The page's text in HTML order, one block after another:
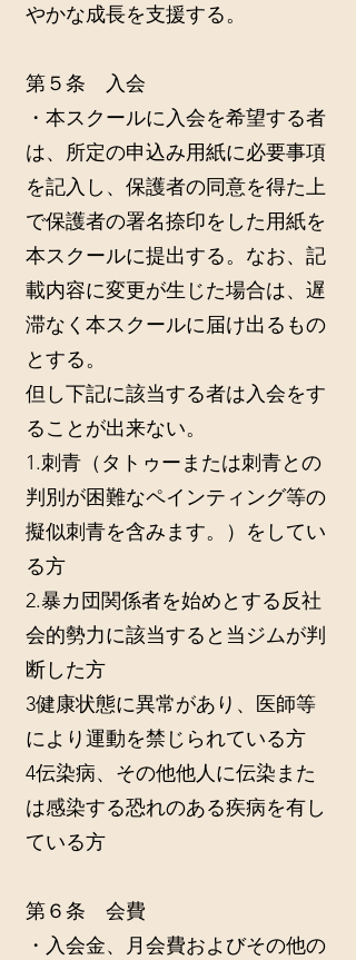
やかな成長を支援する。
第５条 入会
・本スクールに入会を希望する者
は、所定の申込み用紙に必要事項
を記入し、保護者の同意を得た上
で保護者の署名捺印をした用紙を
本スクールに提出する。なお、記
載内容に変更が生じた場合は、遅
滞なく本スクールに届け出るもの
とする。
但し下記に該当する者は入会をす
ることが出来ない。
1.刺青（タトゥーまたは刺青との
判別が困難なペインティング等の
擬似刺青を含みます。）をしてい
る方
2.暴カ団関係者を始めとする反社
会的勢力に該当すると当ジムが判
断した方
3健康状態に異常があり、医師等
により運動を禁じられている方
4伝染病、その他他人に伝染また
は感染する恐れのある疾病を有し
ている方
第６条 会費
・入会金、月会費およびその他の